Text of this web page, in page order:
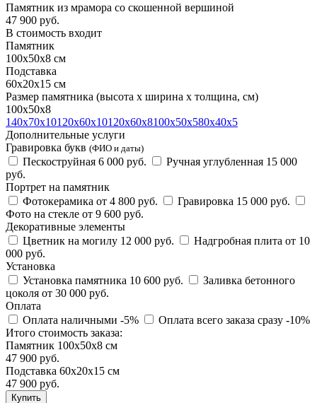
Памятник из мрамора со скошенной вершиной
47 900 руб.
В стоимость входит
Памятник
100х50х8 см
Подставка
60х20х15 см
Размер памятника (высота х ширина х толщина, см)
100х50х8
140х70х10120х60х10120х60х8100х50х580х40х5
Дополнительные услуги
Гравировка букв (ФИО и даты)
Пескоструйная 6 000 руб. Ручная углубленная 15 000
руб.
Портрет на памятник
Фотокерамика от 4 800 руб. Гравировка 15 000 руб.
Фото на стекле от 9 600 руб.
Декоративные элементы
Цветник на могилу 12 000 руб. Надгробная плита от 10
000 руб.
Установка
Установка памятника 10 600 руб.
Заливка бетонного
цоколя от 30 000 руб.
Оплата
Оплата наличными -5% Оплата всего заказа сразу -10%
Итого стоимость заказа:
Памятник 100х50х8 см
47 900 руб.
Подставка 60х20х15 см
47 900 руб.